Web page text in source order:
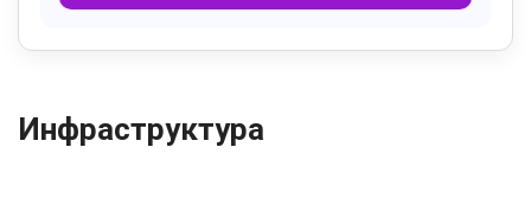
Инфраструктура